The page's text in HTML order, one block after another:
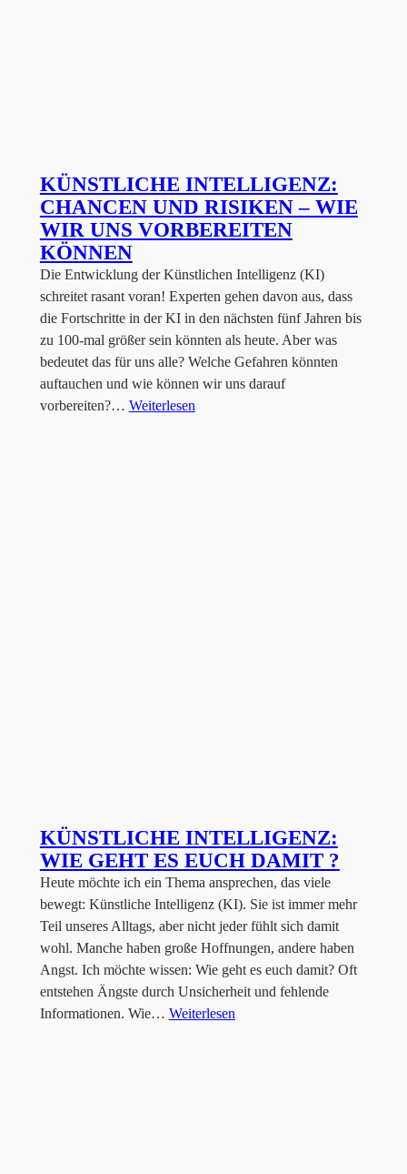
KÜNSTLICHE INTELLIGENZ:
CHANCEN UND RISIKEN – WIE
WIR UNS VORBEREITEN
KÖNNEN
Die Entwicklung der Künstlichen Intelligenz (KI)
schreitet rasant voran! Experten gehen davon aus, dass
die Fortschritte in der KI in den nächsten fünf Jahren bis
zu 100-mal größer sein könnten als heute. Aber was
bedeutet das für uns alle? Welche Gefahren könnten
auftauchen und wie können wir uns darauf
vorbereiten?… Weiterlesen
KÜNSTLICHE INTELLIGENZ:
WIE GEHT ES EUCH DAMIT ?
Heute möchte ich ein Thema ansprechen, das viele
bewegt: Künstliche Intelligenz (KI). Sie ist immer mehr
Teil unseres Alltags, aber nicht jeder fühlt sich damit
wohl. Manche haben große Hoffnungen, andere haben
Angst. Ich möchte wissen: Wie geht es euch damit? Oft
entstehen Ängste durch Unsicherheit und fehlende
Informationen. Wie… Weiterlesen